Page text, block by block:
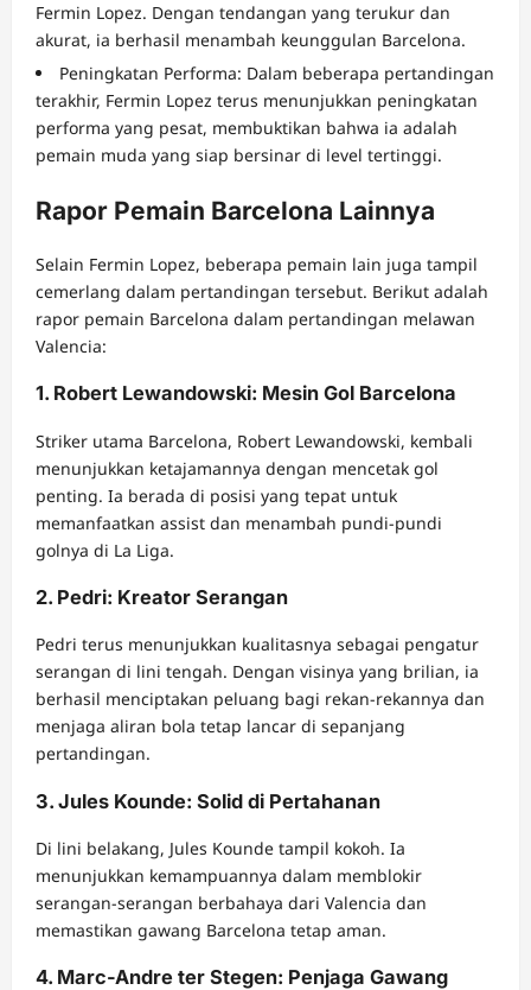
Fermin Lopez. Dengan tendangan yang terukur dan
akurat, ia berhasil menambah keunggulan Barcelona.
Peningkatan Performa: Dalam beberapa pertandingan
terakhir, Fermin Lopez terus menunjukkan peningkatan
performa yang pesat, membuktikan bahwa ia adalah
pemain muda yang siap bersinar di level tertinggi.
Rapor Pemain Barcelona Lainnya
Selain Fermin Lopez, beberapa pemain lain juga tampil
cemerlang dalam pertandingan tersebut. Berikut adalah
rapor pemain Barcelona dalam pertandingan melawan
Valencia:
1. Robert Lewandowski: Mesin Gol Barcelona
Striker utama Barcelona, Robert Lewandowski, kembali
menunjukkan ketajamannya dengan mencetak gol
penting. Ia berada di posisi yang tepat untuk
memanfaatkan assist dan menambah pundi-pundi
golnya di La Liga.
2. Pedri: Kreator Serangan
Pedri terus menunjukkan kualitasnya sebagai pengatur
serangan di lini tengah. Dengan visinya yang brilian, ia
berhasil menciptakan peluang bagi rekan-rekannya dan
menjaga aliran bola tetap lancar di sepanjang
pertandingan.
3. Jules Kounde: Solid di Pertahanan
Di lini belakang, Jules Kounde tampil kokoh. Ia
menunjukkan kemampuannya dalam memblokir
serangan-serangan berbahaya dari Valencia dan
memastikan gawang Barcelona tetap aman.
4. Marc-Andre ter Stegen: Penjaga Gawang